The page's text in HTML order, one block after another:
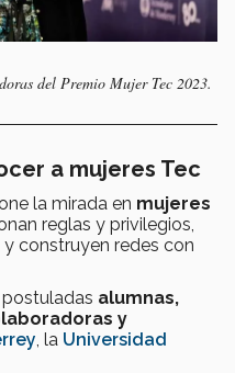
del Premio Mujer Tec 2023.
a mujeres Tec
la mirada en mujeres
reglas y privilegios,
construyen redes con
alumnas,
y
, la Universidad